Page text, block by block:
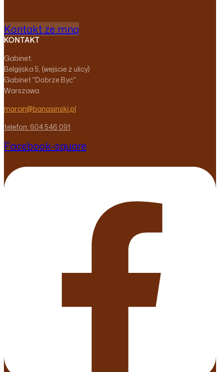
Kontakt ze mną
KONTAKT
Gabinet:
Belgijska 5, (wejście z ulicy)
Gabinet "Dobrze Być"
Warszawa
marcin@banasinski.pl
telefon: 604 546 091
Facebook-square